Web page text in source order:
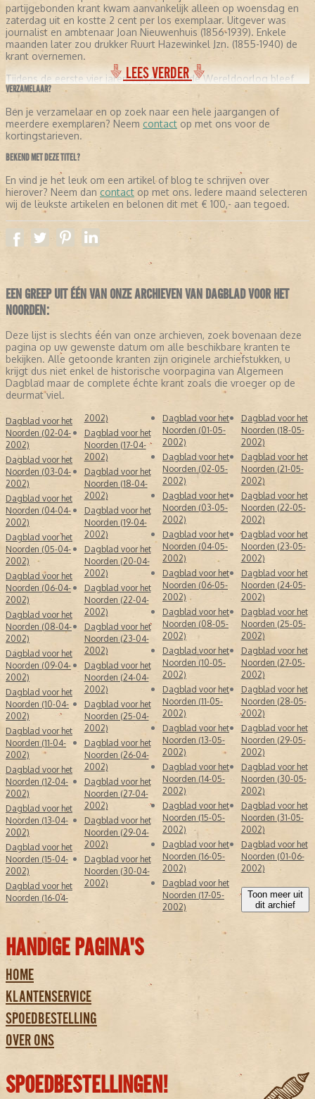
partijgebonden krant kwam aanvankelijk alleen op woensdag en
zaterdag uit en kostte 2 cent per los exemplaar. Uitgever was
journalist en ambtenaar Joan Nieuwenhuis (1856-1939). Enkele
maanden later zou drukker Ruurt Hazewinkel Jzn. (1855-1940) de
krant overnemen.
Tijdens de eerste vier jaren van de Tweede Wereldoorlog bleef
het Nieuwsblad van het Noorden verschijnen dankzij een
1944 kreeg de krant een verschijningsverbod toen werd geweigerd
een NSB-hoofdredacteur te accepteren. Op 26 januari 1946
verscheen de krant pas weer, eerst in een oplage van 35.000
exemplaren.
De uitgever is Hazewinkel Pers, onderdeel van de Noordelijke
Dagblad Combinatie, die tevens de Leeuwarder Courant uitgeeft.
Op 9 maart 2001 maakte Hazewinkel Pers bekend dat het
Nieuwsblad van het Noorden, Het Groninger Dagblad en de
Drentse Courant worden samengevoegd tot één ochtendblad. Op
1 april 2002 verschijnt de nieuwe krant voor het eerst onder de
naam Dagblad van het Noorden
LEES VERDER
VERZAMELAAR?
Ben je verzamelaar en op zoek naar een hele jaargangen of
meerdere exemplaren? Neem contact op met ons voor de
kortingstarieven.
BEKEND MET DEZE TITEL?
En vind je het leuk om een artikel of blog te schrijven over
hierover? Neem dan contact op met ons. Iedere maand selecteren
wij de leukste artikelen en belonen dit met € 100,- aan tegoed.
EEN GREEP UIT ÉÉN VAN ONZE ARCHIEVEN VAN DAGBLAD VOOR HET
NOORDEN:
Deze lijst is slechts één van onze archieven, zoek bovenaan deze
pagina op uw gewenste datum om alle beschikbare kranten te
bekijken. Alle getoonde kranten zijn originele archiefstukken, u
krijgt dus niet enkel de historische voorpagina van Algemeen
Dagblad maar de complete échte krant zoals die vroeger op de
deurmat viel.
Dagblad voor het
Noorden (02-04-
2002)
Dagblad voor het
Noorden (03-04-
2002)
Dagblad voor het
Noorden (04-04-
2002)
Dagblad voor het
Noorden (05-04-
2002)
Dagblad voor het
Noorden (06-04-
2002)
Dagblad voor het
Noorden (08-04-
2002)
Dagblad voor het
Noorden (09-04-
2002)
Dagblad voor het
Noorden (10-04-
2002)
Dagblad voor het
Noorden (11-04-
2002)
Dagblad voor het
Noorden (12-04-
2002)
Dagblad voor het
Noorden (13-04-
2002)
Dagblad voor het
Noorden (15-04-
2002)
Dagblad voor het
Noorden (16-04-
2002)
Dagblad voor het
Noorden (17-04-
2002)
Dagblad voor het
Noorden (18-04-
2002)
Dagblad voor het
Noorden (19-04-
2002)
Dagblad voor het
Noorden (20-04-
2002)
Dagblad voor het
Noorden (22-04-
2002)
Dagblad voor het
Noorden (23-04-
2002)
Dagblad voor het
Noorden (24-04-
2002)
Dagblad voor het
Noorden (25-04-
2002)
Dagblad voor het
Noorden (26-04-
2002)
Dagblad voor het
Noorden (27-04-
2002)
Dagblad voor het
Noorden (29-04-
2002)
Dagblad voor het
Noorden (30-04-
2002)
Dagblad voor het
Noorden (01-05-
2002)
Dagblad voor het
Noorden (02-05-
2002)
Dagblad voor het
Noorden (03-05-
2002)
Dagblad voor het
Noorden (04-05-
2002)
Dagblad voor het
Noorden (06-05-
2002)
Dagblad voor het
Noorden (08-05-
2002)
Dagblad voor het
Noorden (10-05-
2002)
Dagblad voor het
Noorden (11-05-
2002)
Dagblad voor het
Noorden (13-05-
2002)
Dagblad voor het
Noorden (14-05-
2002)
Dagblad voor het
Noorden (15-05-
2002)
Dagblad voor het
Noorden (16-05-
2002)
Dagblad voor het
Noorden (17-05-
2002)
Dagblad voor het
Noorden (18-05-
2002)
Dagblad voor het
Noorden (21-05-
2002)
Dagblad voor het
Noorden (22-05-
2002)
Dagblad voor het
Noorden (23-05-
2002)
Dagblad voor het
Noorden (24-05-
2002)
Dagblad voor het
Noorden (25-05-
2002)
Dagblad voor het
Noorden (27-05-
2002)
Dagblad voor het
Noorden (28-05-
2002)
Dagblad voor het
Noorden (29-05-
2002)
Dagblad voor het
Noorden (30-05-
2002)
Dagblad voor het
Noorden (31-05-
2002)
Dagblad voor het
Noorden (01-06-
2002)
Toon meer uit
dit archief
HANDIGE PAGINA'S
HOME
KLANTENSERVICE
SPOEDBESTELLING
OVER ONS
SPOEDBESTELLINGEN!